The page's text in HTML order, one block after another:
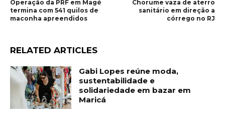
Operação da PRF em Magé
termina com 541 quilos de
maconha apreendidos
Chorume vaza de aterro
sanitário em direção a
córrego no RJ
RELATED ARTICLES
Gabi Lopes reúne moda,
sustentabilidade e
solidariedade em bazar em
Maricá